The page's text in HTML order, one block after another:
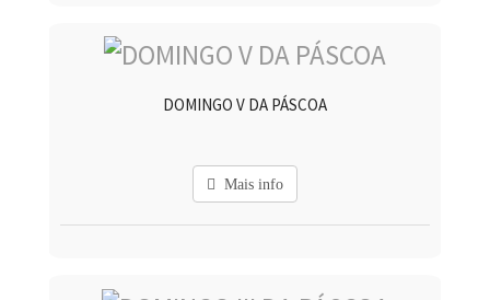
DOMINGO V DA PÁSCOA
Mais info